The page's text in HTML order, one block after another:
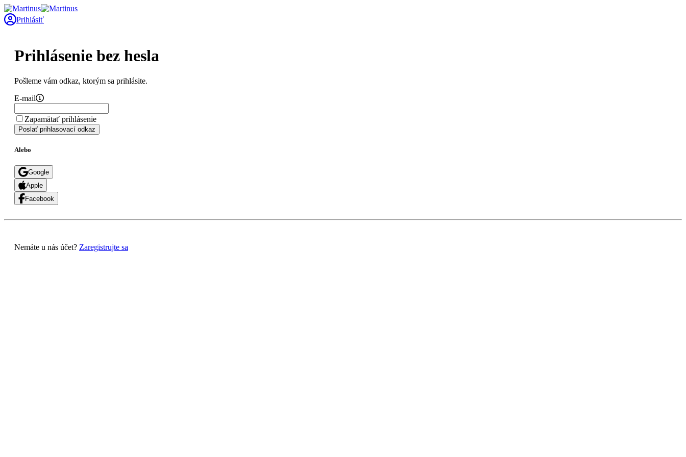
Prihlásiť
Prihlásenie bez hesla
Pošleme vám odkaz, ktorým sa prihlásite.
E-mail
Zapamätať prihlásenie
Poslať prihlasovací odkaz
Alebo
Google
Apple
Facebook
Nemáte u nás účet? Zaregistrujte sa